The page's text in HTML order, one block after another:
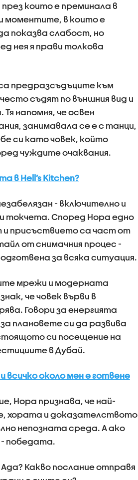
които е преминала в
моментите, в които е
показва слабост, но
нея я прави толкова
предразсъдъците към
съдят по външния вид и
напомня, че освен
занимавала се е с танци,
си като човек, който
чуждите очаквания.
в Hell’s Kitchen?
- включително и
токчета. Според Нора едно
и присъствието са част от
от снимачния процес -
за всяка ситуация.
мрежи и модерната
че човек върви в
Говори за енергията
плановете си да развива
си посещение на
в Дубай.
всичко около мен е готвене
Нора признава, че най-
хората и доказателството
непозната среда. А ако
- победата.
Какво послание отправя